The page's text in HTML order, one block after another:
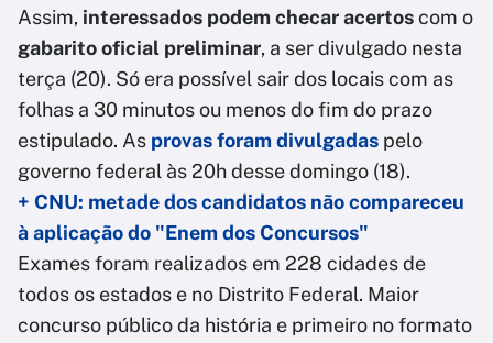
Assim, interessados podem checar acertoscom o
gabarito oficial preliminar, a ser divulgado nesta
terça (20). Só era possível sair dos locais com as
folhas a 30 minutos ou menos do fim do prazo
estipulado. As provas foram divulgadas pelo
governo federal às 20h desse domingo (18).
+ CNU: metade dos candidatos não compareceu
à aplicação do "Enem dos Concursos"
Exames foram realizados em 228 cidades de
todos os estados e no Distrito Federal. Maior
concurso público da história e primeiro no formato